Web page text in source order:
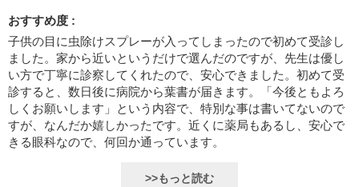
おすすめ度 :
子供の目に虫除けスプレーが入ってしまったので初めて受診し
ました。家から近いというだけで選んだのですが、先生は優し
い方で丁寧に診察してくれたので、安心できました。初めて受
診すると、数日後に病院から葉書が届きます。「今後ともよろ
しくお願いします」という内容で、特別な事は書いてないので
すが、なんだか嬉しかったです。近くに薬局もあるし、安心で
きる眼科なので、何回か通っています。
>>もっと読む